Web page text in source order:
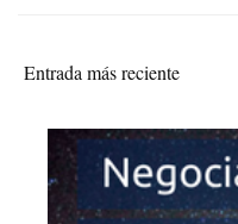
Entrada más reciente